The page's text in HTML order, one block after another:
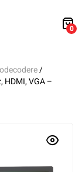
0
/
HDMI, VGA –